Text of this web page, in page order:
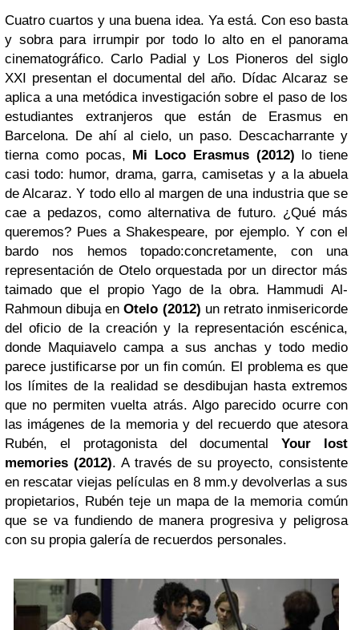
Cuatro cuartos y una buena idea. Ya está. Con eso basta
y sobra para irrumpir por todo lo alto en el panorama
cinematográfico. Carlo Padial y Los Pioneros del siglo
XXI presentan el documental del año. Dídac Alcaraz se
aplica a una metódica investigación sobre el paso de los
estudiantes extranjeros que están de Erasmus en
Barcelona. De ahí al cielo, un paso. Descacharrante y
tierna como pocas,
Mi Loco Erasmus (2012)
lo tiene
casi todo: humor, drama, garra, camisetas y a la abuela
de Alcaraz. Y todo ello al margen de una industria que se
cae a pedazos, como alternativa de futuro. ¿Qué más
queremos? Pues a Shakespeare, por ejemplo. Y con el
bardo nos hemos topado:concretamente, con una
representación de Otelo orquestada por un director más
taimado que el propio Yago de la obra. Hammudi Al-
Rahmoun dibuja enOtelo (2012) un retrato inmisericorde
del oficio de la creación y la representación escénica,
donde Maquiavelo campa a sus anchas y todo medio
parece justificarse por un fin común. El problema es que
los límites de la realidad se desdibujan hasta extremos
que no permiten vuelta atrás. Algo parecido ocurre con
las imágenes de la memoria y del recuerdo que atesora
Rubén, el protagonista del documentalYour lost
memories (2012). A través de su proyecto, consistente
en rescatar viejas películas en 8 mm.y devolverlas a sus
propietarios, Rubén teje un mapa de la memoria común
que se va fundiendo de manera progresiva y peligrosa
con su propia galería de recuerdos personales.